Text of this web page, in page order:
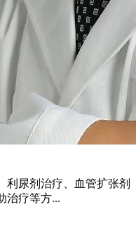
利尿剂治疗、血管扩张剂
治疗等方...